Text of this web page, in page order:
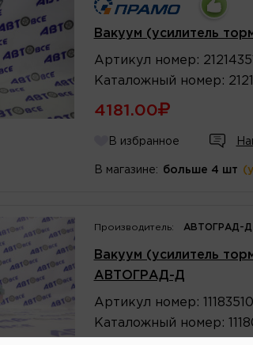
Вакуум (усилитель
Артикул номер :
Каталожный номер :
4181.00
В избранное
В магазине: больше 4 шт
Производитель: АВТОГРАД-Д
Вакуум (усилитель
АВТОГРАД-Д
Артикул номер :
Каталожный номер :